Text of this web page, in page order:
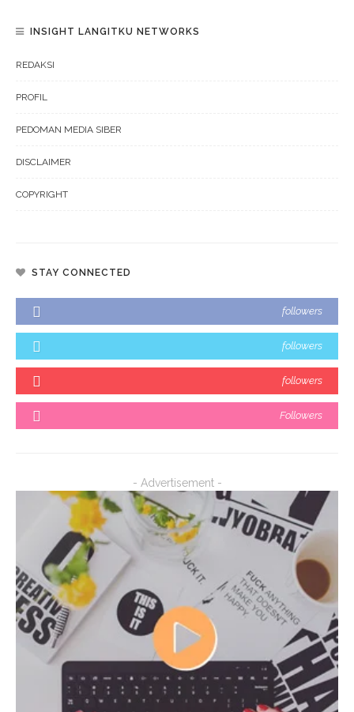
INSIGHT LANGITKU NETWORKS
REDAKSI
PROFIL
PEDOMAN MEDIA SIBER
DISCLAIMER
COPYRIGHT
STAY CONNECTED
followers
followers
followers
Followers
- Advertisement -